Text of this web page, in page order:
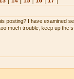
posting? I have examined
much trouble, keep up the